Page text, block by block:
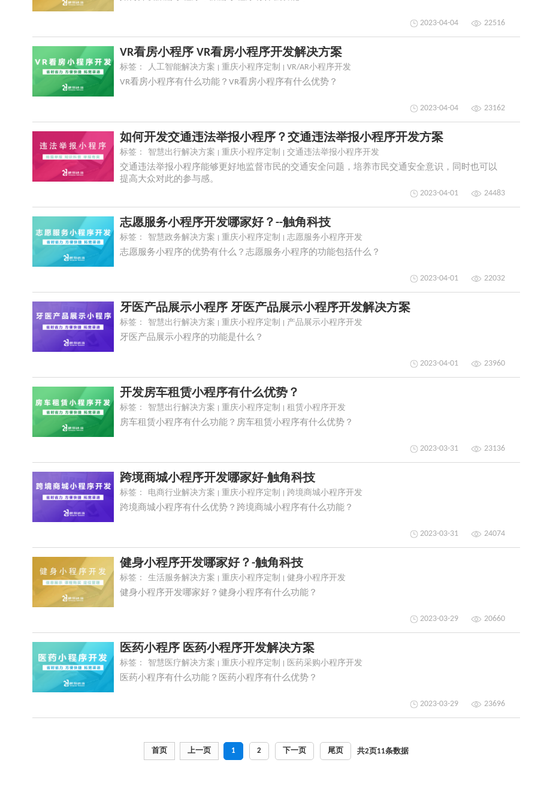
2023-04-04 22516
VR看房小程序 VR看房小程序开发解决方案
标签： 人工智能解决方案 重庆小程序定制
VR/AR小程序开发
VR看房小程序有什么功能？VR看房小程序有什么优势？
2023-04-04 23162
如何开发交通违法举报小程序？交通违法举报小程序开发方案
标签： 智慧出行解决方案 重庆小程序定制
交通违法举报小程序开发
交通违法举报小程序能够更好地监督市民的交通安全问题，培养市民交通安全意识，同时也可以
提高大众对此的参与感。
2023-04-01
24483
志愿服务小程序开发哪家好？--触角科技
标签： 智慧政务解决方案 重庆小程序定制
志愿服务小程序开发
志愿服务小程序的优势有什么？志愿服务小程序的功能包括什么？
2023-04-01 22032
牙医产品展示小程序 牙医产品展示小程序开发解决方案
标签： 智慧出行解决方案 重庆小程序定制
产品展示小程序开发
牙医产品展示小程序的功能是什么？
2023-04-01 23960
开发房车租赁小程序有什么优势？
标签： 智慧出行解决方案 重庆小程序定制
租赁小程序开发
房车租赁小程序有什么功能？房车租赁小程序有什么优势？
2023-03-31 23136
跨境商城小程序开发哪家好-触角科技
标签： 电商行业解决方案 重庆小程序定制
跨境商城小程序开发
跨境商城小程序有什么优势？跨境商城小程序有什么功能？
2023-03-31 24074
健身小程序开发哪家好？-触角科技
标签： 生活服务解决方案 重庆小程序定制
健身小程序开发
健身小程序开发哪家好？健身小程序有什么功能？
2023-03-29 20660
医药小程序 医药小程序开发解决方案
标签： 智慧医疗解决方案 重庆小程序定制
医药采购小程序开发
医药小程序有什么功能？医药小程序有什么优势？
2023-03-29 23696
首页 上一页 1 2 下一页 尾页 共2页11条数据